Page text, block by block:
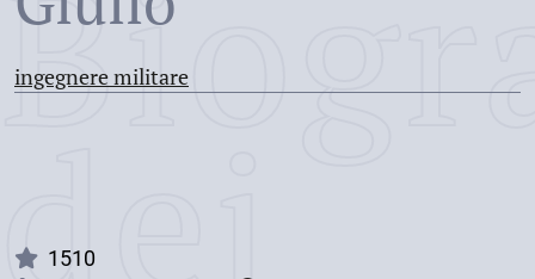
ingegnere militare
dei
1510